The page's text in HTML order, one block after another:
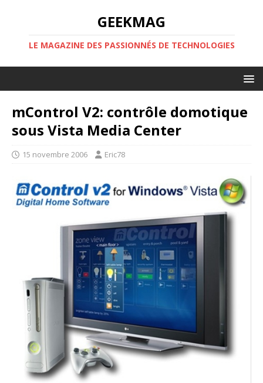
GEEKMAG
LE MAGAZINE DES PASSIONNÉS DE TECHNOLOGIES
mControl V2: contrôle domotique
sous Vista Media Center
15 novembre 2006 Eric78